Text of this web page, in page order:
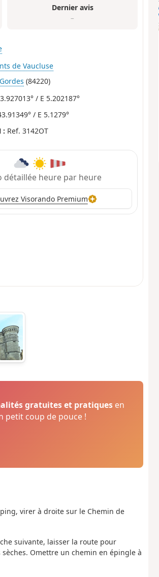
Dernier avis
–
de Vaucluse
Gordes (84220)
/ E 5.202187°
/ E 5.1279°
: Ref. 3142OT
détaillée heure par heure
Visorando Premium
gratuites et pratiques en
petit coup de pouce !
virer à droite sur le Chemin de
suivante, laisser la route pour
Omettre un chemin en épingle à